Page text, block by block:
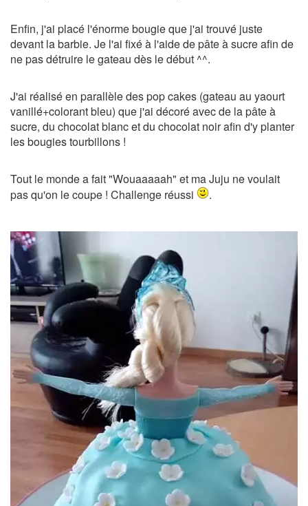
Enfin, j'ai placé l'énorme bougie que j'ai trouvé juste
devant la barbie. Je l'ai fixé à l'aide de pâte à sucre afin de
ne pas détruire le gateau dès le début ^^.
J'ai réalisé en parallèle des pop cakes (gateau au yaourt
vanillé+colorant bleu) que j'ai décoré avec de la pâte à
sucre, du chocolat blanc et du chocolat noir afin d'y planter
les bougies tourbillons !
Tout le monde a fait "Wouaaaaah" et ma Juju ne voulait
pas qu'on le coupe ! Challenge réussi
.